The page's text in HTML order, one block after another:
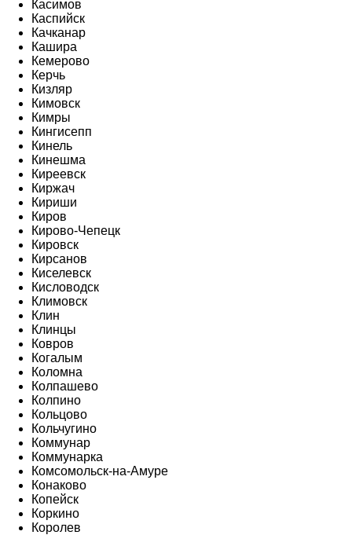
Касимов
Каспийск
Качканар
Кашира
Кемерово
Керчь
Кизляр
Кимовск
Кимры
Кингисепп
Кинель
Кинешма
Киреевск
Киржач
Кириши
Киров
Кирово-Чепецк
Кировск
Кирсанов
Киселевск
Кисловодск
Климовск
Клин
Клинцы
Ковров
Когалым
Коломна
Колпашево
Колпино
Кольцово
Кольчугино
Коммунар
Коммунарка
Комсомольск-на-Амуре
Конаково
Копейск
Коркино
Королев